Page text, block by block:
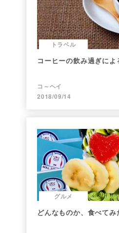
トラベル
コーヒーの飲み過ぎによ
コ～ヘイ
2018/09/14
グルメ
どんなものか、食べてみ